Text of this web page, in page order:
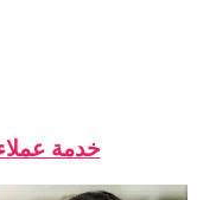
خدمة